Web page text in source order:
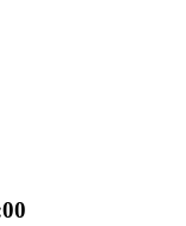
de copy